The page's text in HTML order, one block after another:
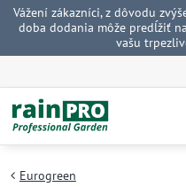
Vážení zákazníci, z dôvodu
doba dodania môže predĺžiť
vašu
Eurogreen